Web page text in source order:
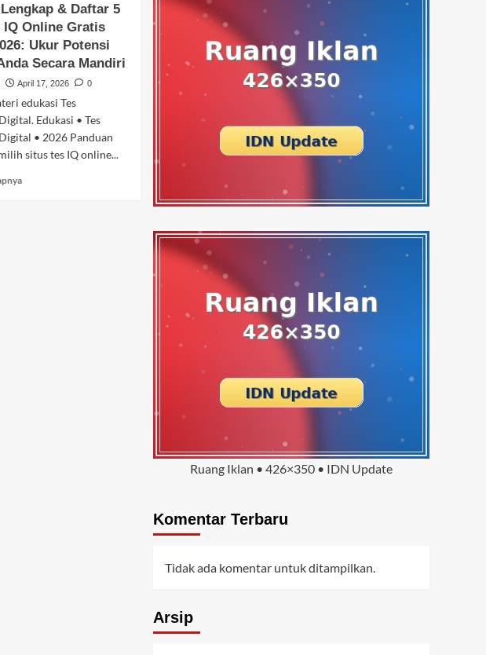
Jasa
Bisnis
Plan
dan
Kelayakan
dalam
Menyusun
Perencanaan
& Daftar 5
IQ Online Gratis
Ukur Potensi
Secara Mandiri
April 17, 2026 0
edukasi Tes
Edukasi • Tes
• 2026 Panduan
situs tes IQ online...
Baca
Ruang Iklan • 426×350 • IDN Update
Komentar Terbaru
Tidak ada komentar untuk ditampilkan.
Arsip